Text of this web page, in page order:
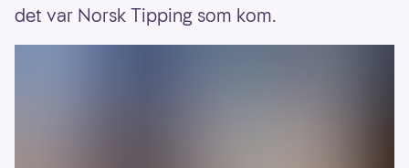
det var Norsk Tipping som kom.